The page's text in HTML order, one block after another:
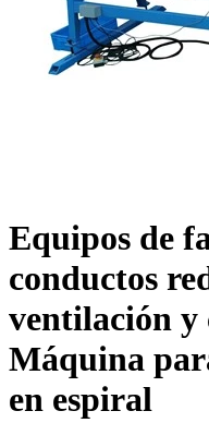
Equipos de
conductos
ventilación
Máquina
en espiral